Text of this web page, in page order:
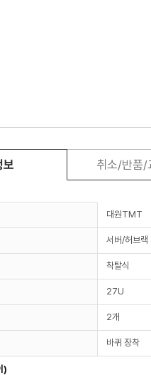
보 취소/반품/
대원TMT
서버/허브랙
착탈식
27U
2개
바퀴 장착
)